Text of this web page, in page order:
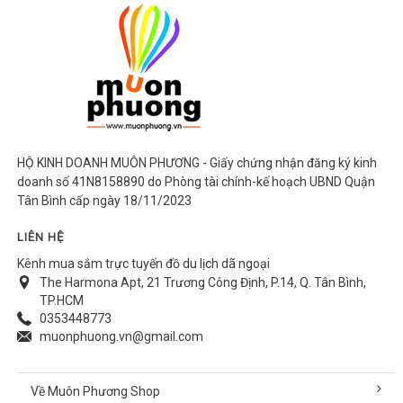
HỘ KINH DOANH MUÔN PHƯƠNG - Giấy chứng nhận đăng ký kinh
doanh số 41N8158890 do Phòng tài chính-kế hoạch UBND Quận
Tân Bình cấp ngày 18/11/2023
LIÊN HỆ
Kênh mua sắm trực tuyến đồ du lịch dã ngoại
The Harmona Apt, 21 Trương Công Định, P.14, Q. Tân Bình,
TP.HCM
0353448773
muonphuong.vn@gmail.com
Về Muôn Phương Shop